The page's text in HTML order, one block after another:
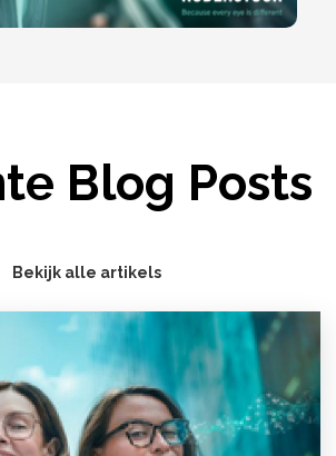
Blog Posts
Bekijk alle artikels